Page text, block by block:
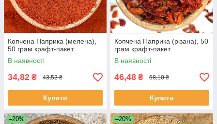
Копчена Паприка (мелена),
50 грам крафт-пакет
В наявності
34,82 ₴ 43,52 ₴
Купити
Копчена Паприка (різана), 50
грам крафт-пакет
В наявності
46,48 ₴ 58,10 ₴
Купити
–20% –20%